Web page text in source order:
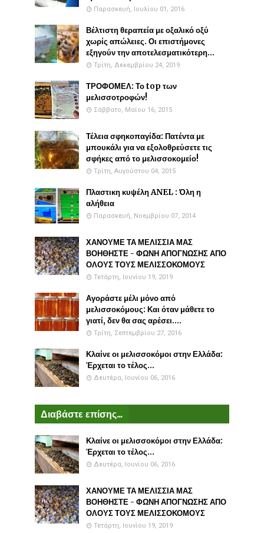
Παρασκευή, Ιουλίου 01, 2016
Βέλτιστη θεραπεία με οξαλικό οξύ
χωρίς απώλειες. Οι επιστήμονες
εξηγούν την αποτελεσματικότερη...
Τρίτη, Δεκεμβρίου 24, 2019
ΤΡΟΦΟΜΕΛ: Το top των
μελισσοτροφών!
Σάββατο, Μαΐου 16, 2015
Τέλεια σφηκοπαγίδα: Πατέντα με
μπουκάλι για να εξολοθρεύσετε τις
σφήκες από το μελισσοκομείο!
Τρίτη, Αυγούστου 04, 2015
Πλαστικη κυψέλη ANEL : Όλη η
αλήθεια
Παρασκευή, Νοεμβρίου 07, 2014
ΧΑΝΟΥΜΕ ΤΑ ΜΕΛΙΣΣΙΑ ΜΑΣ
ΒΟΗΘΗΣΤΕ - ΦΩΝΗ ΑΠΟΓΝΩΣΗΣ ΑΠΟ
ΟΛΟΥΣ ΤΟΥΣ ΜΕΛΙΣΣΟΚΟΜΟΥΣ
Τετάρτη, Ιουνίου 19, 2019
Αγοράστε μέλι μόνο από
μελισσοκόμους: Και όταν μάθετε το
γιατί, δεν θα σας αρέσει....
Τρίτη, Σεπτεμβρίου 27, 2016
Κλαίνε οι μελισσοκόμοι στην Ελλάδα:
Έρχεται το τέλος...
Δευτέρα, Ιουνίου 06, 2016
Διαβάστε επίσης...
Κλαίνε οι μελισσοκόμοι στην Ελλάδα:
Έρχεται το τέλος...
Δευτέρα, Ιουνίου 06, 2016
ΧΑΝΟΥΜΕ ΤΑ ΜΕΛΙΣΣΙΑ ΜΑΣ
ΒΟΗΘΗΣΤΕ - ΦΩΝΗ ΑΠΟΓΝΩΣΗΣ ΑΠΟ
ΟΛΟΥΣ ΤΟΥΣ ΜΕΛΙΣΣΟΚΟΜΟΥΣ
Τετάρτη, Ιουνίου 19, 2019